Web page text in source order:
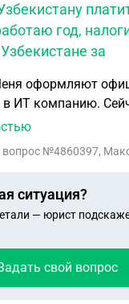
год,
за
оформляют
в ИТ компанию.
Так же хочу
официальные
буду, схема
платит 7,5% в
мае ( или какой то
разницу
вопрос №4860397,
ситуация?
— юрист
свой вопрос